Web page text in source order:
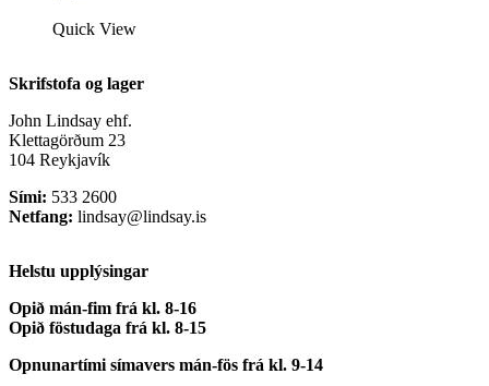
Quick View
Skrifstofa og lager
John Lindsay ehf.
Klettagörðum 23
104 Reykjavík
Sími: 533 2600
Netfang: lindsay@lindsay.is
Helstu upplýsingar
Opið mán-fim frá kl. 8-16
Opið föstudaga frá kl. 8-15
Opnunartími símavers mán-fös frá kl. 9-14